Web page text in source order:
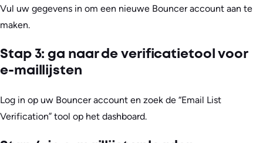
Vul uw gegevens in om een nieuwe Bouncer account aan te
maken.
Stap 3: ga naar de verificatietool voor
e-maillijsten
Log in op uw Bouncer account en zoek de “Email List
Verification” tool op het dashboard.